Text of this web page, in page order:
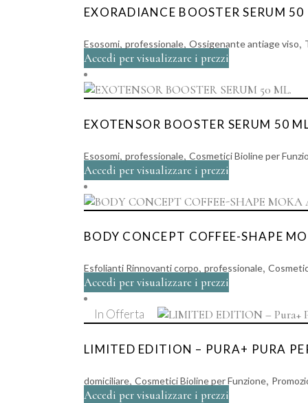
EXORADIANCE BOOSTER SERUM 50
Esosomi, professionale, Ossigenante antiage viso,
Accedi per visualizzare i prezzi
EXOTENSOR BOOSTER SERUM 50
Esosomi, professionale, Cosmetici Bioline per
Accedi per visualizzare i prezzi
BODY CONCEPT COFFEE-SHAPE
Esfolianti Rinnovanti corpo, professionale,
Accedi per visualizzare i prezzi
In Offerta
LIMITED EDITION – PURA+ PURA
domiciliare, Cosmetici Bioline per Funzione,
Accedi per visualizzare i prezzi